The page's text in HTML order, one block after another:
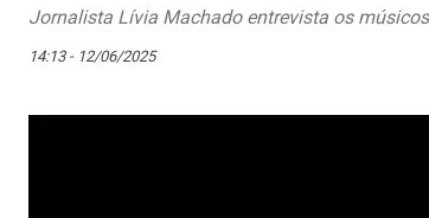
Jornalista Lívia Machado entrevista os
14:13 - 12/06/2025